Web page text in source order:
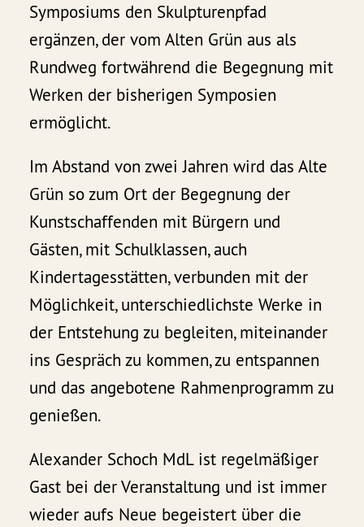
Symposiums den Skulpturenpfad
ergänzen, der vom Alten Grün aus als
Rundweg fortwährend die Begegnung mit
Werken der bisherigen Symposien
ermöglicht.
Im Abstand von zwei Jahren wird das Alte
Grün so zum Ort der Begegnung der
Kunstschaffenden mit Bürgern und
Gästen, mit Schulklassen, auch
Kindertagesstätten, verbunden mit der
Möglichkeit, unterschiedlichste Werke in
der Entstehung zu begleiten, miteinander
ins Gespräch zu kommen, zu entspannen
und das angebotene Rahmenprogramm zu
genießen.
Alexander Schoch MdL ist regelmäßiger
Gast bei der Veranstaltung und ist immer
wieder aufs Neue begeistert über die